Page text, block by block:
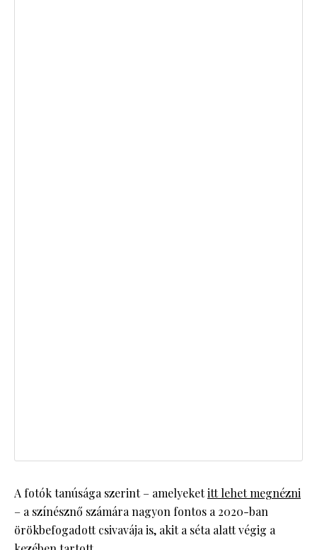
A fotók tanúsága szerint – amelyeketitt lehet megnézni
– a színésznő számára nagyon fontos a 2020-ban
örökbefogadott csivavája is, akit a séta alatt végig a